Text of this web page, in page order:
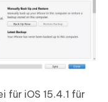
für iOS 15.4.1 für